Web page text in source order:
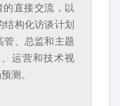
的直接交流，以
结构化访谈计划
管、总监和主题
运营和技术视
测。